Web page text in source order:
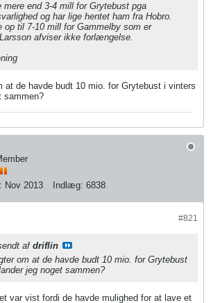
mere end 3-4 mill for Grytebust pga
og har lige hentet ham fra Hobro.
op til 7-10 mill for Gammelby som er
afviser ikke forlængelse.
at de havde budt 10 mio. for Grytebust i vinters
sammen?
Nov 2013 Indlæg: 6838
#821
af driflin
om at de havde budt 10 mio. for Grytebust
jeg noget sammen?
var vist fordi de havde mulighed for at lave et